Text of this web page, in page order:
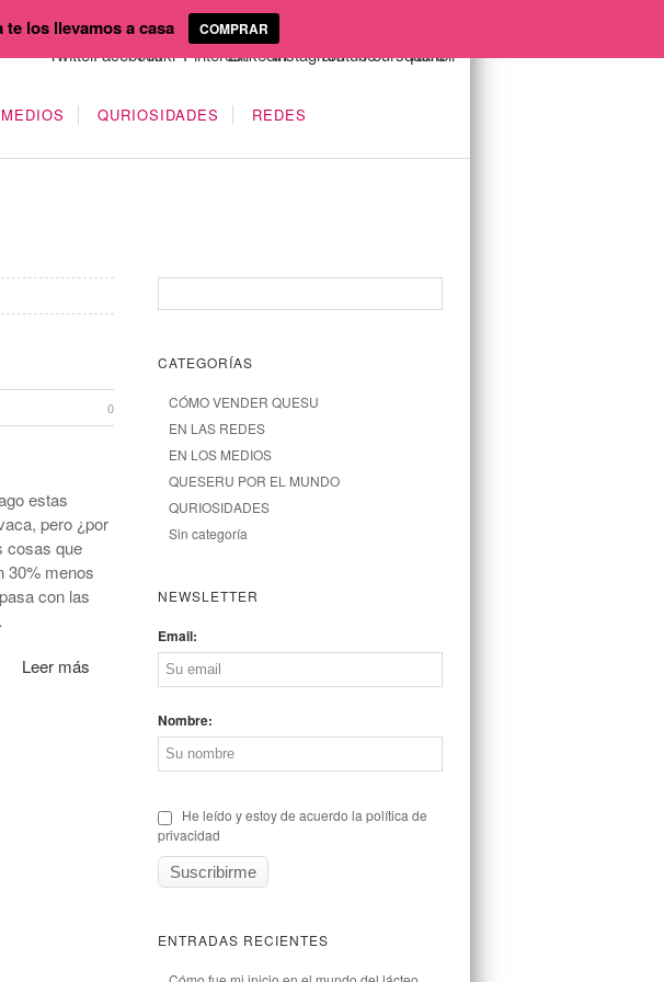
MEDIOS QURIOSIDADES REDES
0
estas
pero ¿por
cosas que
30% menos
con las
Leer más
CATEGORÍAS
CÓMO VENDER QUESU
EN LAS REDES
EN LOS MEDIOS
QUESERU POR EL MUNDO
QURIOSIDADES
Sin categoría
NEWSLETTER
Email:
Nombre:
He leído y estoy de acuerdo la política de
privacidad
ENTRADAS RECIENTES
los llevamos a casa COMPRAR